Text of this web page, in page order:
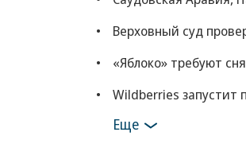
Верховный суд
«Яблоко» требуют
Wildberries запустит
Еще